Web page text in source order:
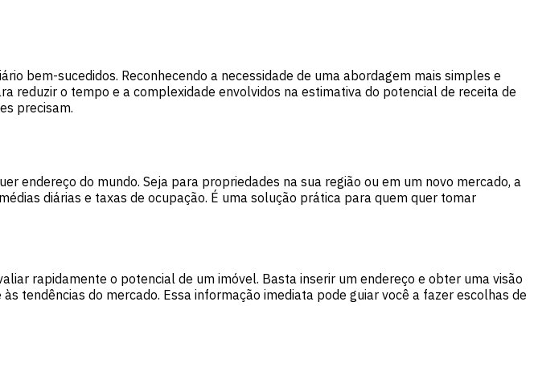
bem-sucedidos. Reconhecendo a necessidade de uma abordagem mais simples e
reduzir o tempo e a complexidade envolvidos na estimativa do potencial de receita de
precisam.
endereço do mundo. Seja para propriedades na sua região ou em um novo mercado, a
diárias e taxas de ocupação. É uma solução prática para quem quer tomar
rapidamente o potencial de um imóvel. Basta inserir um endereço e obter uma visão
tendências do mercado. Essa informação imediata pode guiar você a fazer escolhas de